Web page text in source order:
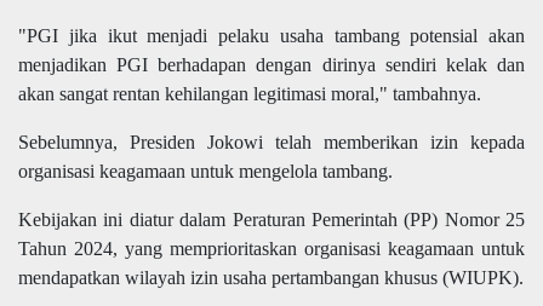
"PGI jika ikut menjadi pelaku usaha tambang potensial akan
menjadikan PGI berhadapan dengan dirinya sendiri kelak dan
akan sangat rentan kehilangan legitimasi moral," tambahnya.
Sebelumnya, Presiden Jokowi telah memberikan izin kepada
organisasi keagamaan untuk mengelola tambang.
Kebijakan ini diatur dalam Peraturan Pemerintah (PP) Nomor 25
Tahun 2024, yang memprioritaskan organisasi keagamaan untuk
mendapatkan wilayah izin usaha pertambangan khusus (WIUPK).